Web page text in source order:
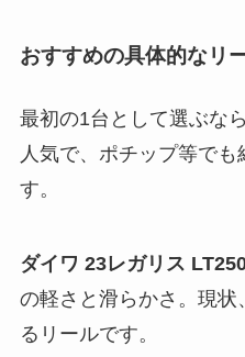
おすすめの具体的なリ
最初の1台として選ぶな
人気で、ポチップ等で
す。
ダイワ 23レガリス
の軽さと滑らかさ。現
るリールです。